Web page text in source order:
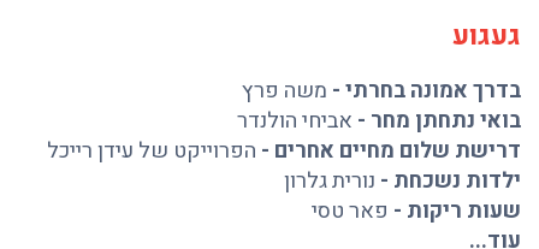
געגוע
בדרך אמונה בחרתי- משה פרץ
בואי נתחתן מחר - אביחי הולנדר
דרישת שלום מחיים אחרים - הפרוייקט של עידן רייכל
ילדות נשכחת - נורית גלרון
שעות ריקות - פאר טסי
עוד...